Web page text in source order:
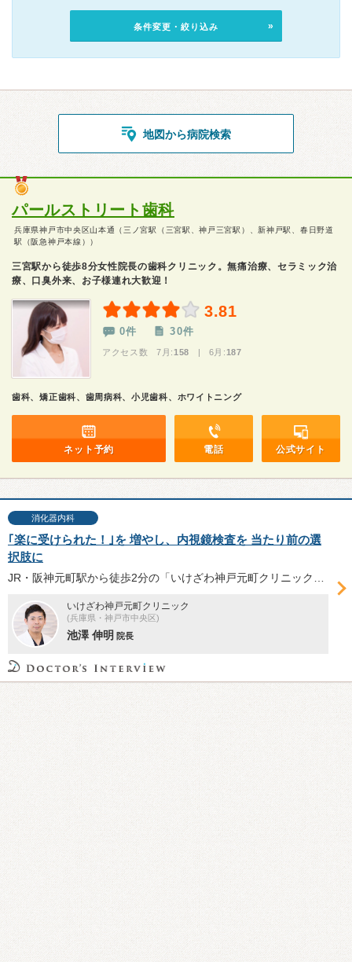
条件変更・絞り込み
地図から病院検索
パールストリート歯科
兵庫県神戸市中央区山本通（三ノ宮駅（三宮駅、神戸三宮駅）、新神戸駅、春日野道
駅（阪急神戸本線））
三宮駅から徒歩8分女性院長の歯科クリニック。無痛治療、セラミック治
療、口臭外来、お子様連れ大歓迎！
3.81
0件 30件
アクセス数 7月: 158 | 6月: 187
歯科、矯正歯科、歯周病科、小児歯科、ホワイトニング
ネット予約 電話 公式サイト
消化器内科
｢楽に受けられた！｣を 増やし、内視鏡検査を 当たり前の選
択肢に
いけざわ神戸元町クリニック
(兵庫県・神戸市中央区)
池澤 伸明 院長